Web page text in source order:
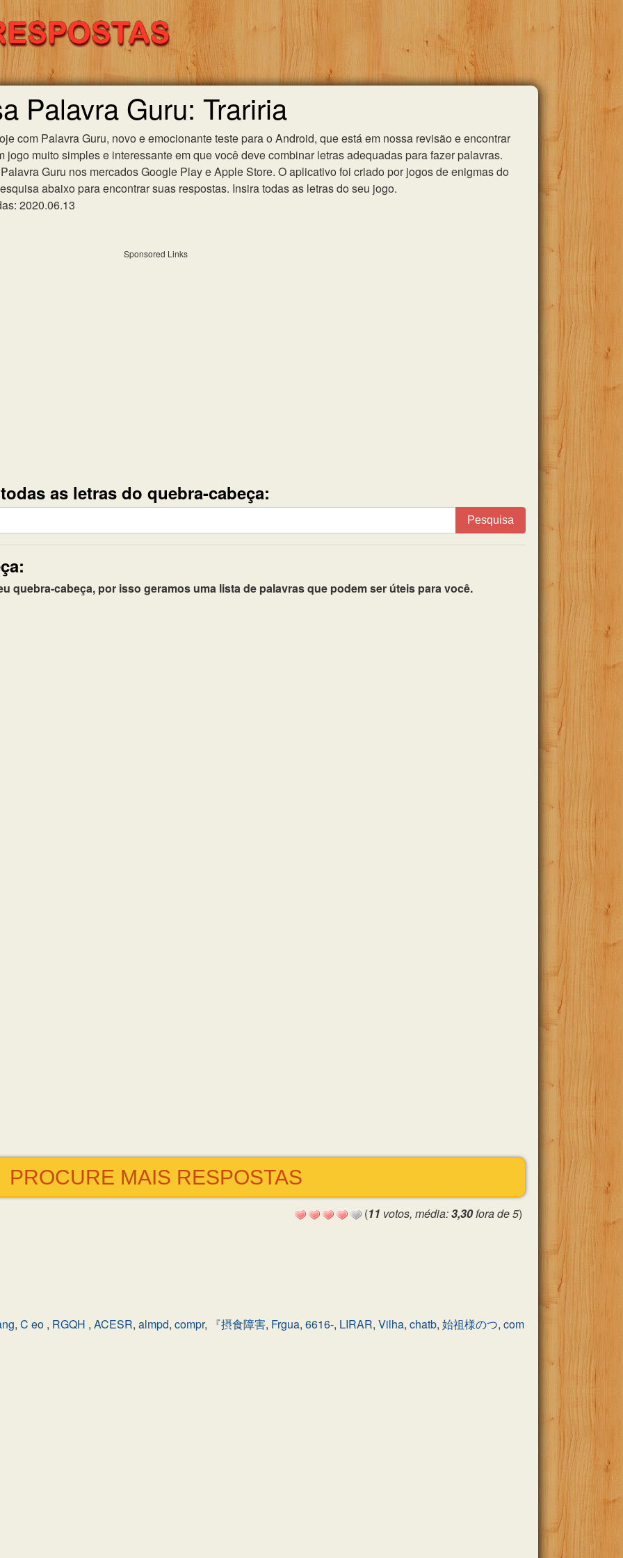
Palavra Guru: Trariria
com Palavra Guru, novo e emocionante teste para o Android, que está em nossa revisão e encontrar
jogo muito simples e interessante em que você deve combinar letras adequadas para fazer palavras.
Guru nos mercados Google Play e Apple Store. O aplicativo foi criado por jogos de enigmas do
abaixo para encontrar suas respostas. Insira todas as letras do seu jogo.
2020.06.13
Sponsored Links
as letras do quebra-cabeça:
Pesquisa
quebra-cabeça, por isso geramos uma lista de palavras que podem ser úteis para você.
PROCURE MAIS RESPOSTAS
(11 votos, média:3,30fora de 5)
, C eo , RGQH , ACESR, almpd, compr, 『摂食障害, Frgua, 6616-, LIRAR, Vilha, chatb, 始祖様のつ, com